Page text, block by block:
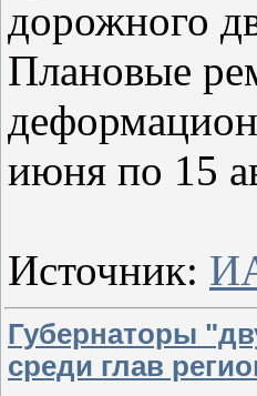
дорожного
Плановые
июня по 15
Источник:
Губернаторы
среди глав